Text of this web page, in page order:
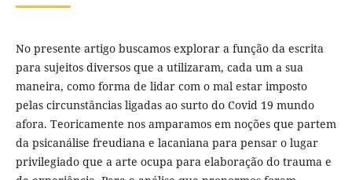
No presente artigo buscamos explorar a função da escrita
para sujeitos diversos que a utilizaram, cada um a sua
maneira, como forma de lidar com o mal estar imposto
pelas circunstâncias ligadas ao surto do Covid 19 mundo
afora. Teoricamente nos amparamos em noções que partem
da psicanálise freudiana e lacaniana para pensar o lugar
privilegiado que a arte ocupa para elaboração do trauma e